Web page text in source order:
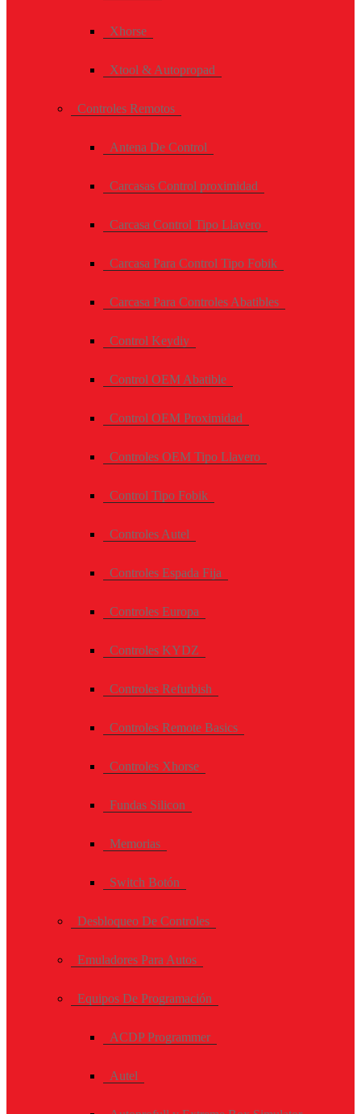
Xhorse
Xtool & Autopropad
Controles Remotos
Antena De Control
Carcasas Control proximidad
Carcasa Control Tipo Llavero
Carcasa Para Control Tipo Fobik
Carcasa Para Controles Abatibles
Control Keydiy
Control OEM Abatible
Control OEM Proximidad
Controles OEM Tipo Llavero
Control Tipo Fobik
Controles Autel
Controles Espada Fija
Controles Europa
Controles KYDZ
Controles Refurbish
Controles Remote Basics
Controles Xhorse
Fundas Silicon
Memorias
Switch Botón
Desbloqueo De Controles
Emuladores Para Autos
Equipos De Programación
ACDP Programmer
Autel